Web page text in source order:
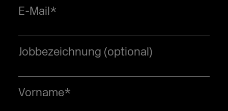
DMEXCO-Umfrage zur CMO-Agenda 2025
E-Mail*
Jobbezeichnung (optional)
Vorname*